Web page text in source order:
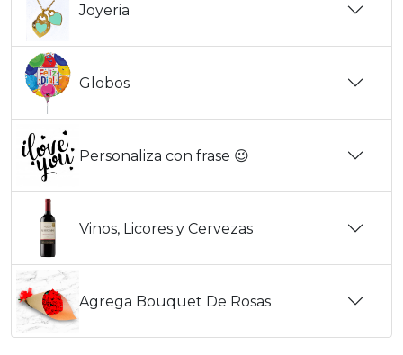
Joyeria
Globos
Personaliza con frase 😉
Vinos, Licores y Cervezas
Agrega Bouquet De Rosas